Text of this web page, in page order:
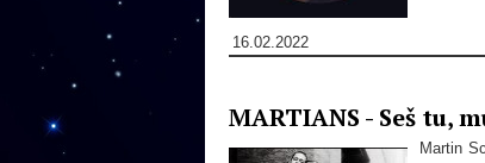
16.02.2022
MARTIANS - Seš tu,
Martin